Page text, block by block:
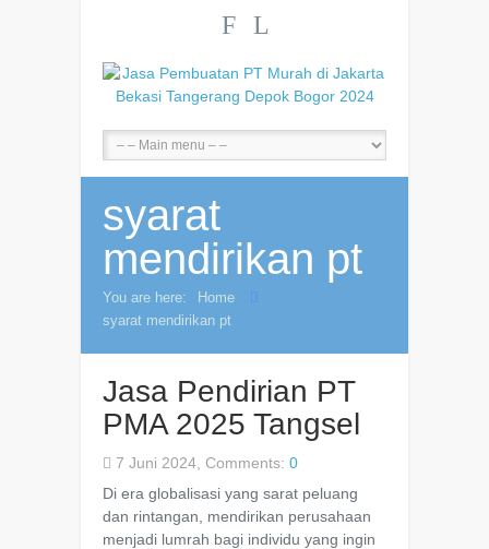
F L
syarat
mendirikan pt
You are here:
Home
syarat mendirikan pt
Jasa Pendirian PT
PMA 2025 Tangsel
7 Juni 2024, Comments: 0
Di era globalisasi yang sarat peluang
dan rintangan, mendirikan perusahaan
menjadi lumrah bagi individu yang ingin